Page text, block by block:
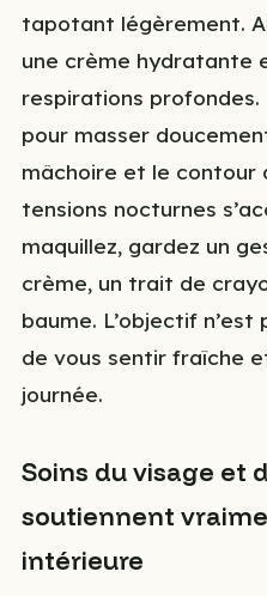
tapotant légèrement.
une crème hydratante
respirations
pour masser
mâchoire et le contour
tensions nocturnes
maquillez, gardez un
crème, un trait de
baume. L’objectif
de vous sentir fraîche
journée.
Soins du visage et
soutiennent
intérieure